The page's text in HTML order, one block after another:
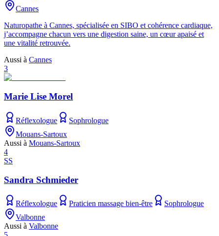
Cannes
Naturopathe à Cannes, spécialisée en SIBO et cohérence cardiaque,
j’accompagne chacun vers une digestion saine, un cœur apaisé et
une vitalité retrouvée.
Aussi à Cannes
3
Marie Lise Morel
Réflexologue
Sophrologue
Mouans-Sartoux
Aussi à Mouans-Sartoux
4
SS
Sandra Schmieder
Réflexologue Praticien massage bien-être
Sophrologue
Valbonne
Aussi à Valbonne